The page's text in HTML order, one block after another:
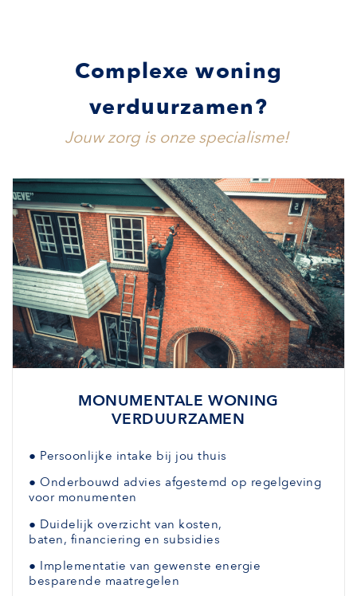
Complexe woning
verduurzamen?
Jouw zorg is onze specialisme!
MONUMENTALE WONING
VERDUURZAMEN
● Persoonlijke intake bij jou thuis
● Onderbouwd advies afgestemd op regelgeving
voor monumenten
● Duidelijk overzicht van kosten,
baten, financiering en subsidies
● Implementatie van gewenste energie
besparende maatregelen